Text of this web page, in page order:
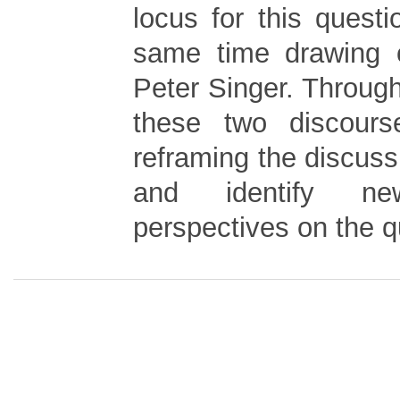
locus for this
same time
Peter Singer.
these two
reframing the
and identify
perspectives on the